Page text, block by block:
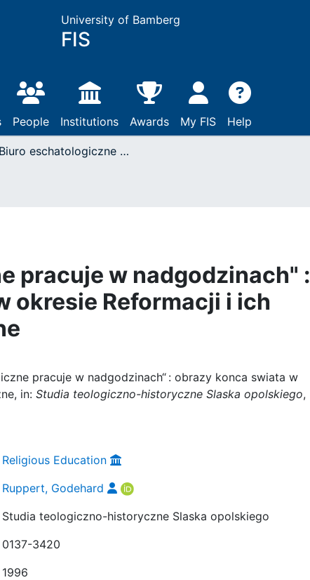
University of Bamberg
FIS
People Institutions Awards My FIS Help
"Biuro eschatologiczne pracuje w nadgodzinach" : obrazy konca swiata w okresie Reformacji i ich znaczenie dydaktyczne
pracuje w nadgodzinach" :
okresie Reformacji i ich
pracuje w nadgodzinach“ : obrazy konca swiata w
in: Studia teologiczno-historyczne Slaska opolskiego,
Religious Education
Ruppert, Godehard
Studia teologiczno-historyczne Slaska opolskiego
0137-3420
1996